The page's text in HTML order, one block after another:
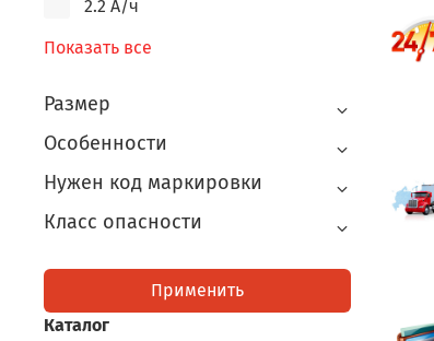
2.2 А/ч
Показать все
Размер
Особенности
Нужен код маркировки
Класс опасности
Применить
Каталог